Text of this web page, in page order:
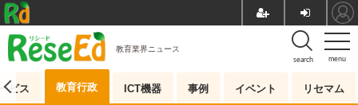
menu
search
教育業界ニュース
ビス 教育行政 ICT機器 事例 イベント リセマム